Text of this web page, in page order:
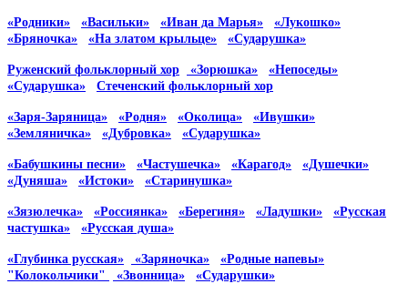
«Родники» «Васильки» «Иван да Марья»
«Лукошко»
«Бряночка»
«На златом крыльце» «Сударушка»
Руженский фольклорный хор «Зорюшка»
«Непоседы»
«Сударушка»
Стеченский фольклорный хор
«Заря-Заряница» «Родня» «Околица»
«Ивушки»
«Земляничка»
«Дубровка» «Сударушка»
«Бабушкины песни» «Частушечка» «Карагод»
«Душечки»
«Дуняша»
«Истоки» «Старинушка»
«Зязюлечка» «Россиянка» «Берегиня» «Ладушки»
«Русская
частушка»
«Русская душа»
«Глубинка русская» «Заряночка»
«Родные напевы»
"Колокольчики"
«Звонница» «Сударушки»